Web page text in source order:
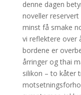
denne dagen
noveller
minst få smake
vi reflektere over
bordene er
årringer og thai
silikon – to kåter